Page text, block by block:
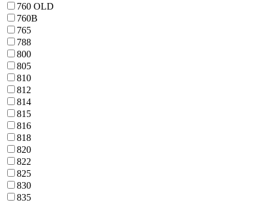
760 OLD
760B
765
788
800
805
810
812
814
815
816
818
820
822
825
830
835